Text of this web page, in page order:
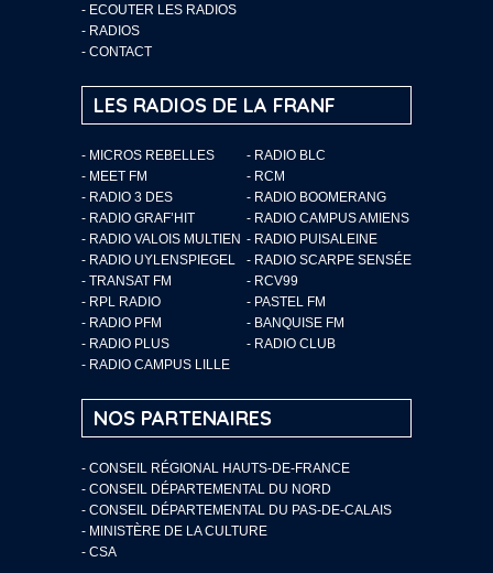
- ECOUTER LES RADIOS
- RADIOS
- CONTACT
LES RADIOS DE LA FRANF
- MICROS REBELLES
- RADIO BLC
- MEET FM
- RCM
- RADIO 3 DES
- RADIO BOOMERANG
- RADIO GRAF’HIT
- RADIO CAMPUS AMIENS
- RADIO VALOIS MULTIEN - RADIO PUISALEINE
- RADIO UYLENSPIEGEL
- RADIO SCARPE SENSÉE
- TRANSAT FM
- RCV99
- RPL RADIO
- PASTEL FM
- RADIO PFM
- BANQUISE FM
- RADIO PLUS
- RADIO CLUB
- RADIO CAMPUS LILLE
NOS PARTENAIRES
- CONSEIL RÉGIONAL HAUTS-DE-FRANCE
- CONSEIL DÉPARTEMENTAL DU NORD
- CONSEIL DÉPARTEMENTAL DU PAS-DE-CALAIS
- MINISTÈRE DE LA CULTURE
- CSA